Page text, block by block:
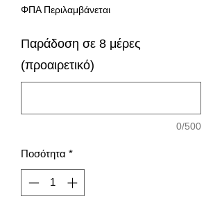
τιμή
ΦΠΑ Περιλαμβάνεται
Παράδοση σε 8 μέρες
(προαιρετικό)
0/500
Ποσότητα *